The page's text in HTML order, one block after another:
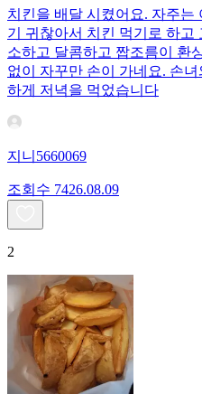
치킨을 배달 시켰어요. 자주는
기 귀찮아서 치킨 먹기로 하고
소하고 달콤하고 짭조름이 환
없이 자꾸만 손이 가네요. 손
하게 저녁을 먹었습니다
지니5660069
조회수 7426.08.09
2